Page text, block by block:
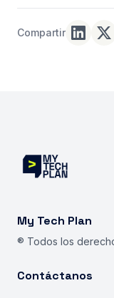
Compartir
My Tech Plan
® Todos los
Contáctanos